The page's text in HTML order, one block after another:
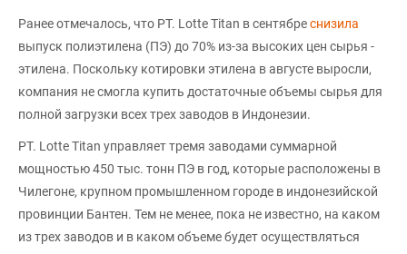
Ранее отмечалось, что PT. Lotte Titan в сентябреснизила
выпуск полиэтилена (ПЭ) до 70% из-за высоких цен сырья -
этилена. Поскольку котировки этилена в августе выросли,
компания не смогла купить достаточные объемы сырья для
полной загрузки всех трех заводов в Индонезии.
PT. Lotte Titan управляет тремя заводами суммарной
мощностью 450 тыс. тонн ПЭ в год, которые расположены в
Чилегоне, крупном промышленном городе в индонезийской
провинции Бантен. Тем не менее, пока не известно, на каком
из трех заводов и в каком объеме будет осуществляться